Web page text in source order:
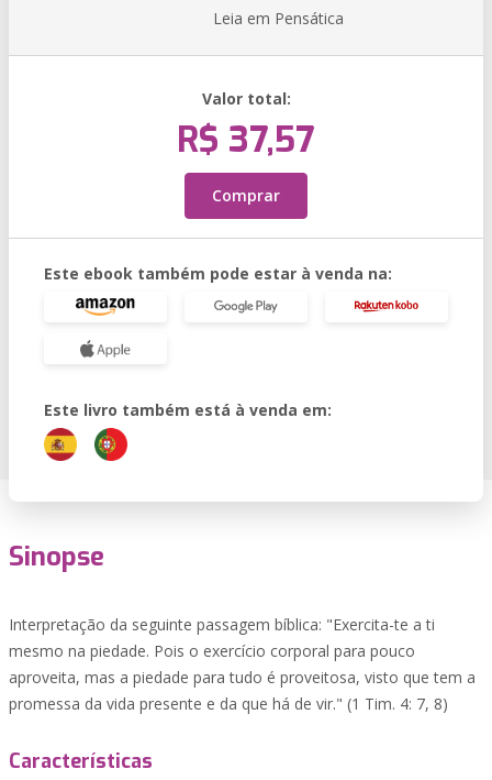
Leia em Pensática
Valor total:
R$ 37,57
Comprar
Este ebook também pode estar à venda na:
Este livro também está à venda em:
Sinopse
Interpretação da seguinte passagem bíblica: "Exercita-te a ti
mesmo na piedade. Pois o exercício corporal para pouco
aproveita, mas a piedade para tudo é proveitosa, visto que tem a
promessa da vida presente e da que há de vir." (1 Tim. 4: 7, 8)
Características